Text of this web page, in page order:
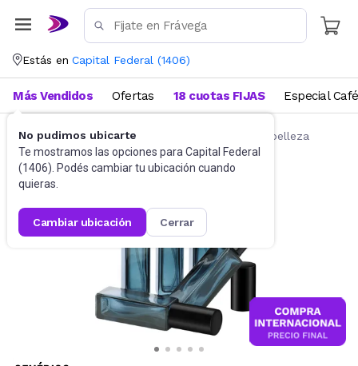
Estás en Capital Federal (1406)
No pudimos ubicarte
Te mostramos las opciones para Capital Federal
(1406). Podés cambiar tu ubicación cuando
quieras.
cambiar ubicación cerrar
Más Vendidos Ofertas 18 cuotas FIJAS Especial Café
Belleza y Cuidado Corporal Accesorios de belleza